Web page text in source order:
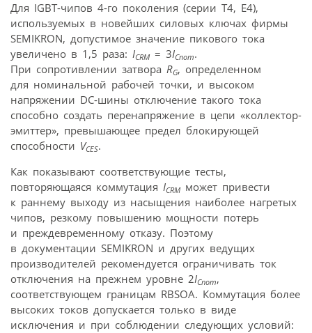
Для IGBT-чипов 4-го поколения (серии Т4, Е4),
используемых в новейших силовых ключах фирмы
SEMIKRON, допустимое значение пикового тока
увеличено в 1,5 раза: ICRM= 3ICnom.
При сопротивлении затвора RG, определенном
для номинальной рабочей точки, и высоком
напряжении DC-шины отключение такого тока
способно создать перенапряжение в цепи «коллектор-
эмиттер», превышающее предел блокирующей
способности VCES.
Как показывают соответствующие тесты,
повторяющаяся коммутация ICRMможет привести
к раннему выходу из насыщения наиболее нагретых
чипов, резкому повышению мощности потерь
и преждевременному отказу. Поэтому
в документации SEMIKRON и других ведущих
производителей рекомендуется ограничивать ток
отключения на прежнем уровне 2ICnom,
соответствующем границам RBSOA. Коммутация более
высоких токов допускается только в виде
исключения и при соблюдении следующих условий: